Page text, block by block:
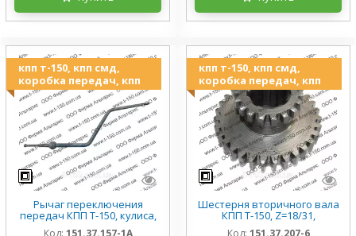
кпп т-150, кпп смд,
коробка передач, кпп
Рычаг переключения
передач КПП Т-150, кулиса,
151.37.157-1А
кпп т-150, кпп смд,
коробка передач, кпп
Шестерня вторичного вала
КПП Т-150, Z=18/31,
151.37.207-6, ХТЗ